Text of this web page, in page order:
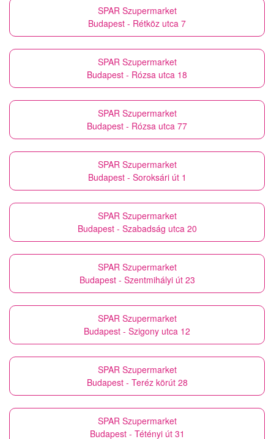
SPAR Szupermarket
Budapest - Rétköz utca 7
SPAR Szupermarket
Budapest - Rózsa utca 18
SPAR Szupermarket
Budapest - Rózsa utca 77
SPAR Szupermarket
Budapest - Soroksári út 1
SPAR Szupermarket
Budapest - Szabadság utca 20
SPAR Szupermarket
Budapest - Szentmihályi út 23
SPAR Szupermarket
Budapest - Szigony utca 12
SPAR Szupermarket
Budapest - Teréz körút 28
SPAR Szupermarket
Budapest - Tétényi út 31